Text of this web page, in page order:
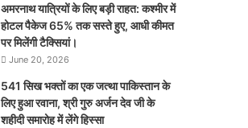
अमरनाथ यात्रियों के लिए बड़ी राहत: कश्मीर में
होटल पैकेज 65% तक सस्ते हुए, आधी कीमत
पर मिलेंगी टैक्सियां।
June 20, 2026
541 सिख भक्तों का एक जत्था पाकिस्तान के
लिए हुआ रवाना, श्री गुरु अर्जन देव जी के
शहीदी समारोह में लेंगे हिस्सा